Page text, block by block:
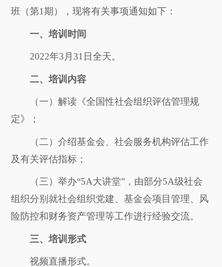
班 （第1期 ） ，现将有关事项通知如下 ：
一、培训时间
2022年3月 31 日全天。
二、培训内容
（一）解读《全国性社会组织评估管理规
定》；
（二）介绍基金会、社会服务机构评估工作
及有关评估指标；
（三）举办“5A大讲堂”，由部分5A级社会
组织分别就社会组织党建、基金会项目管理、风
险防控和财务资产管理等工作进行经验交流。
三、培训形式
视频直播形式。